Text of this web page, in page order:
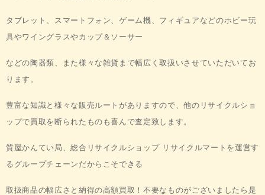
タブレット、スマートフォン、ゲーム機、フィギュア などのホビー玩
具やワイングラスやカップ＆ソーサー
などの陶器類、 また様々な雑貨まで幅広く取扱いさせていただいてお
ります。
豊富な知識と様々な販売ルートがありますので、他のリサイクルショ
ップで買取を断られたものも喜んで査定致します。
質屋かんてい局、総合リサイクルショップ リサイクルマート を運営す
る グループチェーンだからこそできる
取扱商品の幅広さと納得の高額買取！不要なものがございましたら是